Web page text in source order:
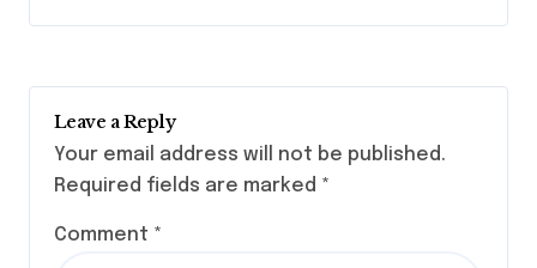
Leave a Reply
Your email address will not be published.
Required fields are marked *
Comment *